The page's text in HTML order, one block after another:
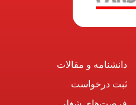
دانشنامه و مقالات
ثبت درخواست